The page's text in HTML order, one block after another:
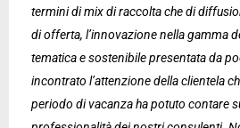
termini di mix di raccolta che di
di offerta, l’innovazione nella gamma
tematica e sostenibile presentata da
incontrato l’attenzione della clientela
periodo di vacanza ha potuto contare